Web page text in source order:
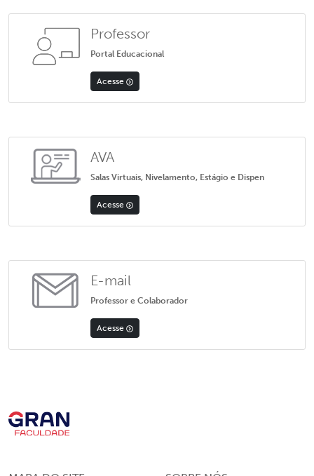
Professor
Portal Educacional
Acesse
AVA
Salas Virtuais, Nivelamento, Estágio e Dispen
Acesse
E-mail
Professor e Colaborador
Acesse